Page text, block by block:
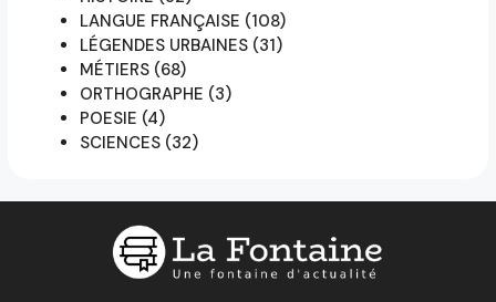
LANGUE FRANÇAISE (108)
LÉGENDES URBAINES (31)
MÉTIERS (68)
ORTHOGRAPHE (3)
POESIE (4)
SCIENCES (32)